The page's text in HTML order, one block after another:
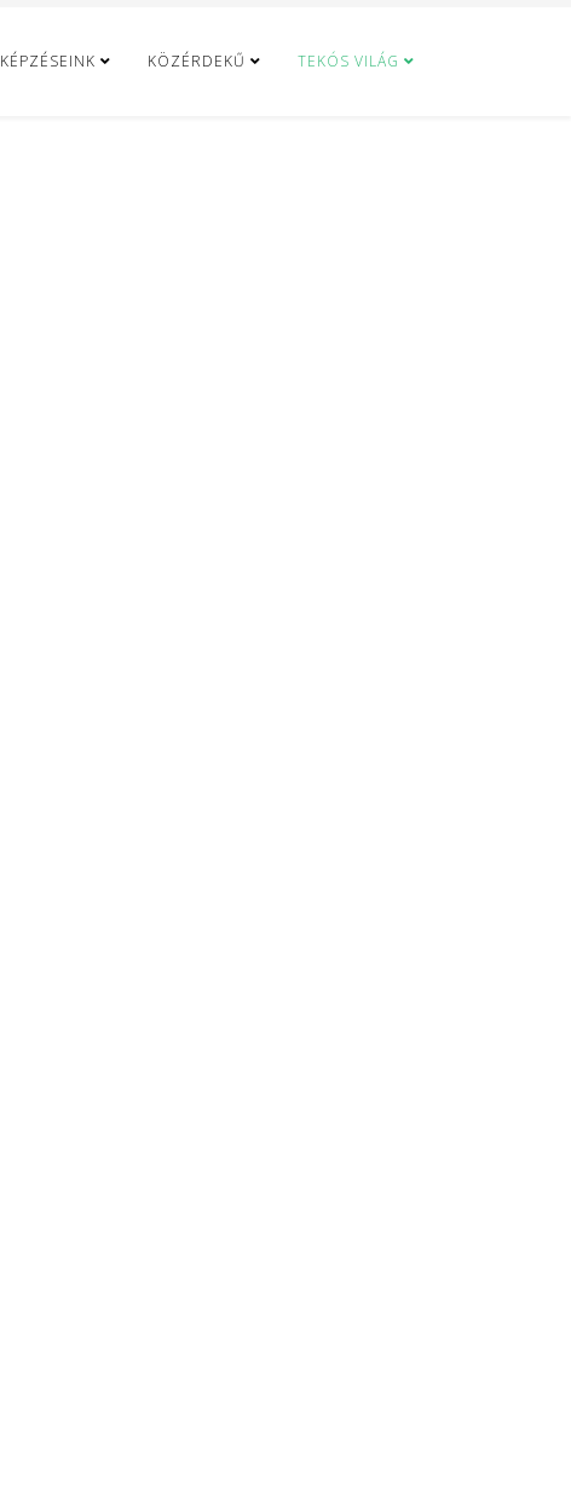
KÉPZÉSEINK KÖZÉRDEKŰ TEKÓS VILÁG